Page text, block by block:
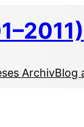
ArchivBlog